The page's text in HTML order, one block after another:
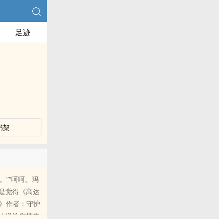
足迹
架
”“呵呵。玛
觉得《高达
作者：守护
说给您带来